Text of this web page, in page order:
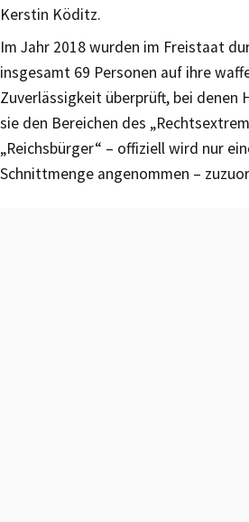
Kerstin Köditz.
Im Jahr 2018 wurden im Freistaat
insgesamt 69 Personen auf ihre
Zuverlässigkeit überprüft, bei denen
sie den Bereichen des
„Reichsbürger“ – offiziell wird nur
Schnittmenge angenommen –